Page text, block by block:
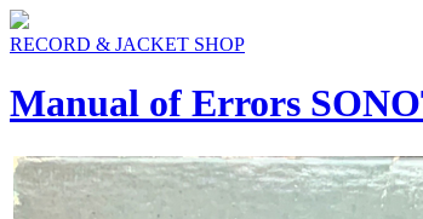
RECORD & JACKET SHOP
Manual of Errors